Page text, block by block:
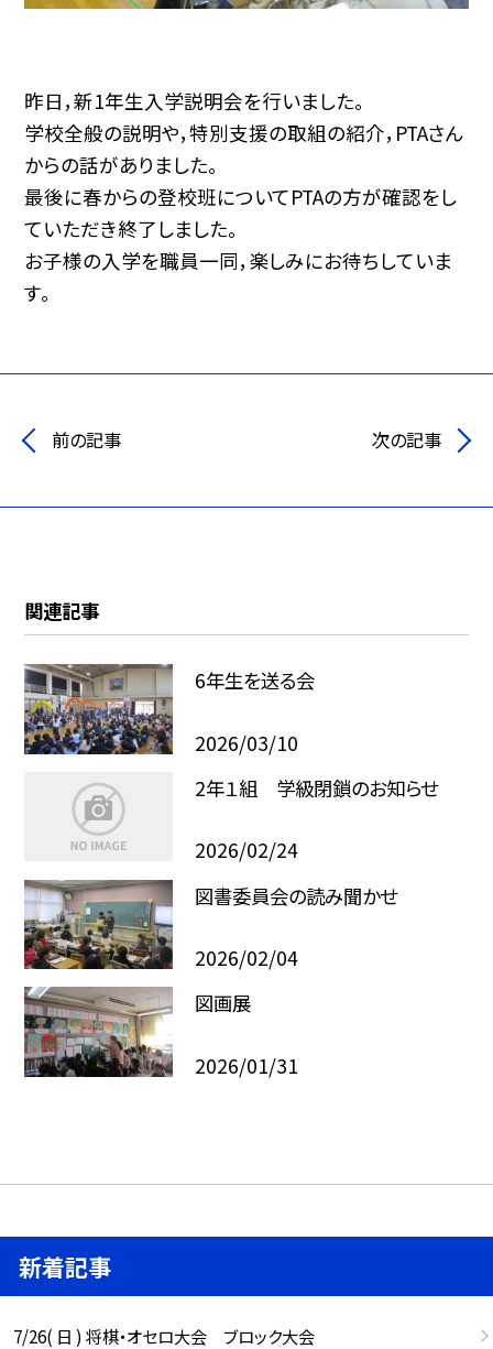
昨日，新1年生入学説明会を行いました。
学校全般の説明や，特別支援の取組の紹介，PTAさん
からの話がありました。
最後に春からの登校班についてPTAの方が確認をし
ていただき終了しました。
お子様の入学を職員一同，楽しみにお待ちしていま
す。
前の記事 次の記事
関連記事
6年生を送る会
2026/03/10
2年１組 学級閉鎖のお知らせ
2026/02/24
図書委員会の読み聞かせ
2026/02/04
図画展
2026/01/31
新着記事
7/26( 日 ) 将棋・オセロ大会 ブロック大会